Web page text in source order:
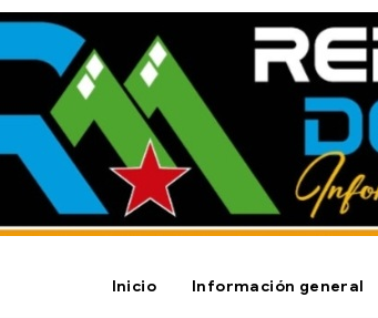
Inicio Información general